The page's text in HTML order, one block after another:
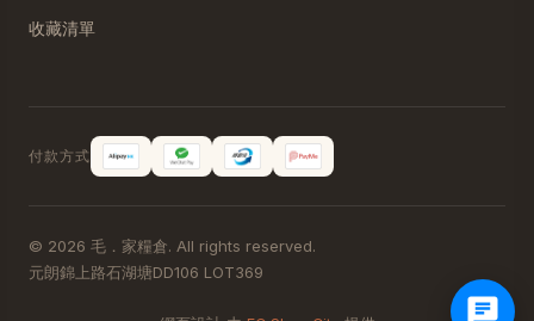
收藏清單
付款方式
© 2026 毛．家糧倉. All rights reserved.
元朗錦上路石湖塘DD106 LOT369